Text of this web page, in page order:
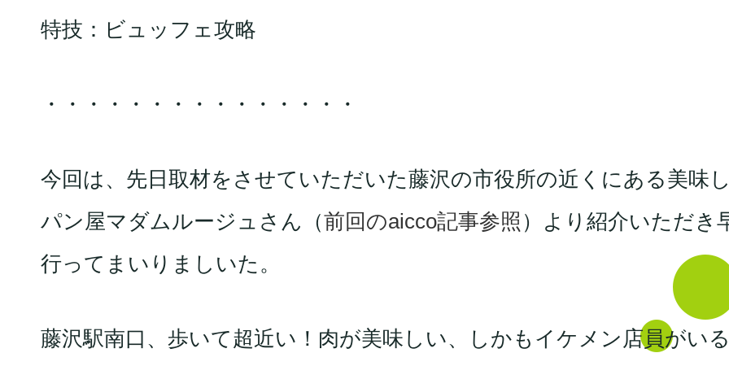
特技：ビュッフェ攻略
・・・・・・・・・・・・・・・
今回は、先日取材をさせていただいた藤沢の市役所の近くにある美味
パン屋マダムルージュさん（前回のaicco記事参照 ）より紹介いただき
行ってまいりましいた。
藤沢駅南口、歩いて超近い！肉が美味しい、しかもイケメン店員がい